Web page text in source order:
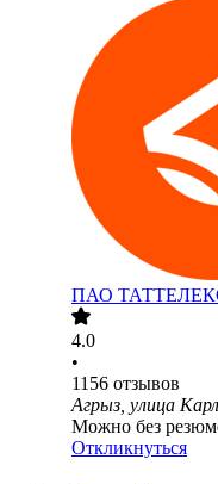
ПАО
4.0
•
1156 отзывов
Агрыз, улица
Можно без
Откликнуться